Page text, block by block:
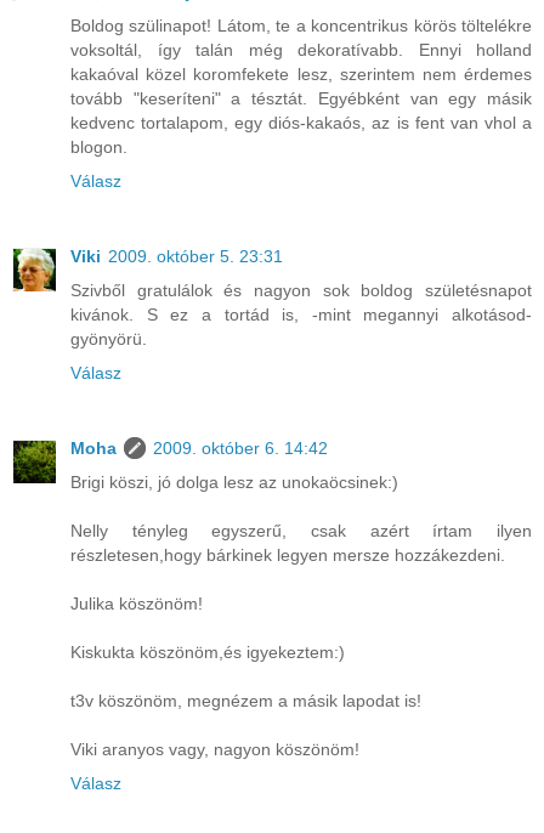
Boldog szülinapot! Látom, te a koncentrikus körös töltelékre
voksoltál, így talán még dekoratívabb. Ennyi holland
kakaóval közel koromfekete lesz, szerintem nem érdemes
tovább "keseríteni" a tésztát. Egyébként van egy másik
kedvenc tortalapom, egy diós-kakaós, az is fent van vhol a
blogon.
Válasz
Viki 2009. október 5. 23:31
Szivből gratulálok és nagyon sok boldog születésnapot
kivánok. S ez a tortád is, -mint megannyi alkotásod-
gyönyörü.
Válasz
Moha
2009. október 6. 14:42
Brigi köszi, jó dolga lesz az unokaöcsinek:)
Nelly tényleg egyszerű, csak azért írtam ilyen
részletesen,hogy bárkinek legyen mersze hozzákezdeni.
Julika köszönöm!
Kiskukta köszönöm,és igyekeztem:)
t3v köszönöm, megnézem a másik lapodat is!
Viki aranyos vagy, nagyon köszönöm!
Válasz